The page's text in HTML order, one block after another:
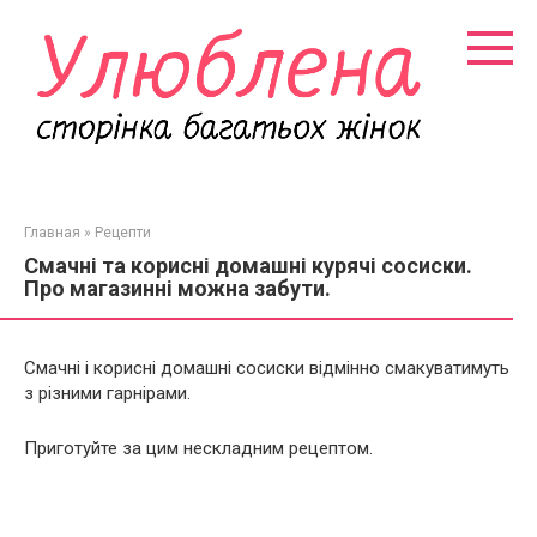
контенту
Главная » Рецепти
Смачні та корисні домашні курячі сосиски.
Про магазинні можна забути.
Смачні і корисні домашні сосиски відмінно смакуватимуть
з різними гарнірами.
Приготуйте за цим нескладним рецептом.